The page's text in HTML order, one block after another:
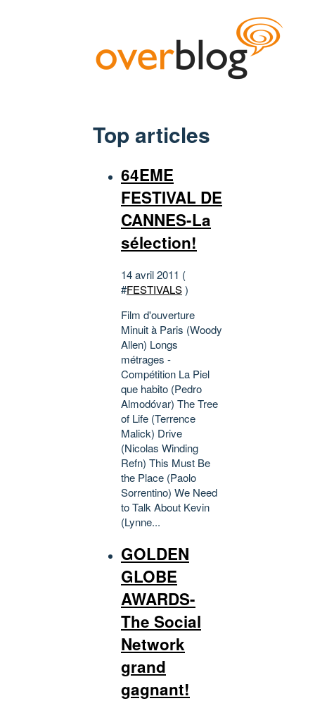
Top articles
64EME
FESTIVAL DE
CANNES-La
sélection!
14 avril 2011 (
#FESTIVALS)
Film d'ouverture
Minuit à Paris (Woody
Allen) Longs
métrages -
Compétition La Piel
que habito (Pedro
Almodóvar) The Tree
of Life (Terrence
Malick) Drive
(Nicolas Winding
Refn) This Must Be
the Place (Paolo
Sorrentino) We Need
to Talk About Kevin
(Lynne...
GOLDEN
GLOBE
AWARDS-
The Social
Network
grand
gagnant!